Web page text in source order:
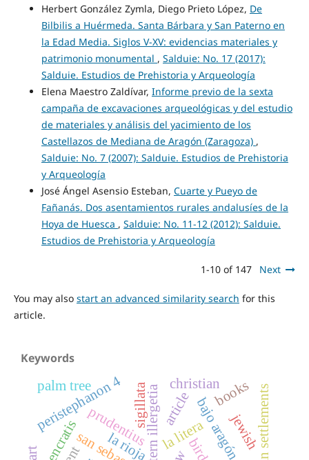
Herbert González Zymla, Diego Prieto López, De
Bilbilis a Huérmeda. Santa Bárbara y San Paterno en
la Edad Media. Siglos V-XV: evidencias materiales y
patrimonio monumental , Salduie: No. 17 (2017):
Salduie. Estudios de Prehistoria y Arqueología
Elena Maestro Zaldívar, Informe previo de la sexta
campaña de excavaciones arqueológicas y del estudio
de materiales y análisis del yacimiento de los
Castellazos de Mediana de Aragón (Zaragoza) ,
Salduie: No. 7 (2007): Salduie. Estudios de Prehistoria
y Arqueología
José Ángel Asensio Esteban, Cuarte y Pueyo de
Fañanás. Dos asentamientos rurales andalusíes de la
Hoya de Huesca , Salduie: No. 11-12 (2012): Salduie.
Estudios de Prehistoria y Arqueología
1-10 of 147 Next
You may also start an advanced similarity search for this
article.
Keywords
bajo aragón
western illergetiala litera
birds
prudentius
peristephanon 4
encratis
sigillata christian
jewish
palm tree
la rioja
books
article